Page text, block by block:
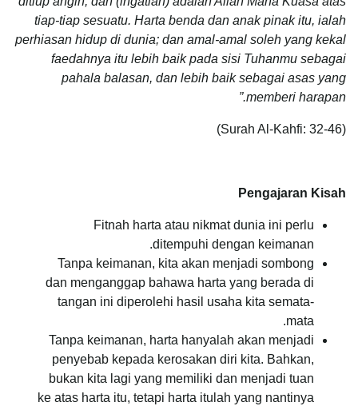
tiap-tiap sesuatu. Harta benda dan anak pinak itu, ialah
perhiasan hidup di dunia; dan amal-amal soleh yang kekal
faedahnya itu lebih baik pada sisi Tuhanmu sebagai
pahala balasan, dan lebih baik sebagai asas yang
memberi harapan.”
(Surah Al-Kahfi: 32-46)
Pengajaran Kisah
Fitnah harta atau nikmat dunia ini perlu
ditempuhi dengan keimanan.
Tanpa keimanan, kita akan menjadi sombong
dan menganggap bahawa harta yang berada di
tangan ini diperolehi hasil usaha kita semata-
mata.
Tanpa keimanan, harta hanyalah akan menjadi
penyebab kepada kerosakan diri kita. Bahkan,
bukan kita lagi yang memiliki dan menjadi tuan
ke atas harta itu, tetapi harta itulah yang nantinya